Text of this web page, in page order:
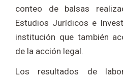
conteo de balsas
Estudios Jurídicos e
institución que también
de la acción legal.
Los resultados de